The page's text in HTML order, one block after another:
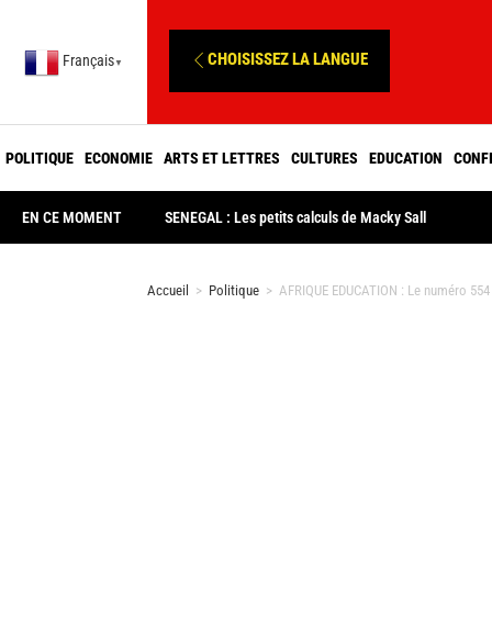
Français ▼ CHOISISSEZ LA LANGUE
POLITIQUE ECONOMIE ARTS ET LETTRES CULTURES EDUCATION
EN CE MOMENT SENEGAL : Les petits calculs de Macky Sall
Accueil > Politique > AFRIQUE EDUCATION : Le numéro